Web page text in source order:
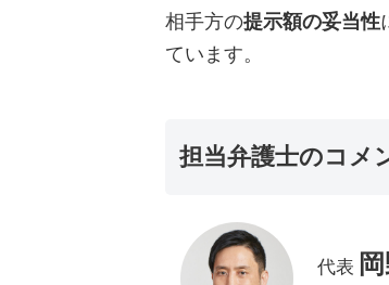
相手方の提示額の妥当性
ています。
担当弁護士のコメ
代表